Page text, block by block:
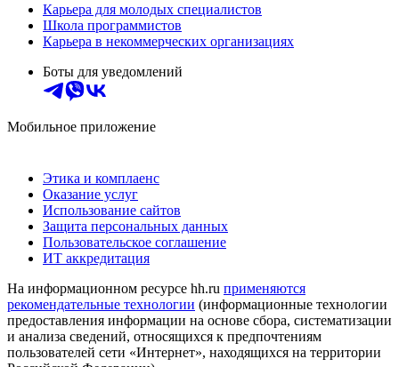
Карьера для молодых специалистов
Школа программистов
Карьера в некоммерческих организациях
Боты для уведомлений
Мобильное приложение
Этика и комплаенс
Оказание услуг
Использование сайтов
Защита персональных данных
Пользовательское соглашение
ИТ аккредитация
На информационном ресурсе hh.ru применяются
рекомендательные технологии (информационные технологии
предоставления информации на основе сбора, систематизации
и анализа сведений, относящихся к предпочтениям
пользователей сети «Интернет», находящихся на территории